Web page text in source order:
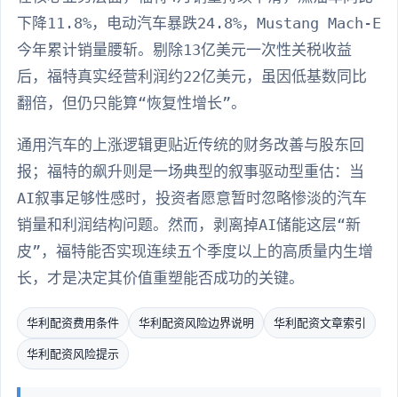
下降11.8%，电动汽车暴跌24.8%，Mustang Mach-E
今年累计销量腰斩。剔除13亿美元一次性关税收益
后，福特真实经营利润约22亿美元，虽因低基数同比
翻倍，但仍只能算“恢复性增长”。
通用汽车的上涨逻辑更贴近传统的财务改善与股东回
报；福特的飙升则是一场典型的叙事驱动型重估：当
AI叙事足够性感时，投资者愿意暂时忽略惨淡的汽车
销量和利润结构问题。然而，剥离掉AI储能这层“新
皮”，福特能否实现连续五个季度以上的高质量内生增
长，才是决定其价值重塑能否成功的关键。
华利配资费用条件 华利配资风险边界说明 华利配资文章索引
华利配资风险提示